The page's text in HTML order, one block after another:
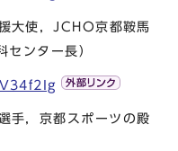
大使，JCHO京都鞍馬
ンター長）
，京都スポーツの殿